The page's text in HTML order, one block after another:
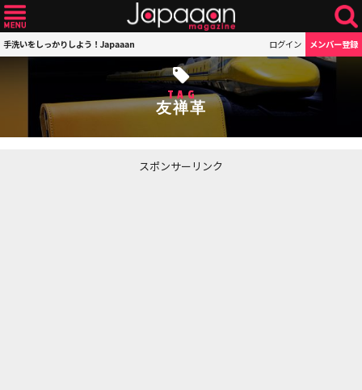
手洗いをしっかりしよう！Japaaan ログイン メンバー登録
TAG
友禅革
スポンサーリンク